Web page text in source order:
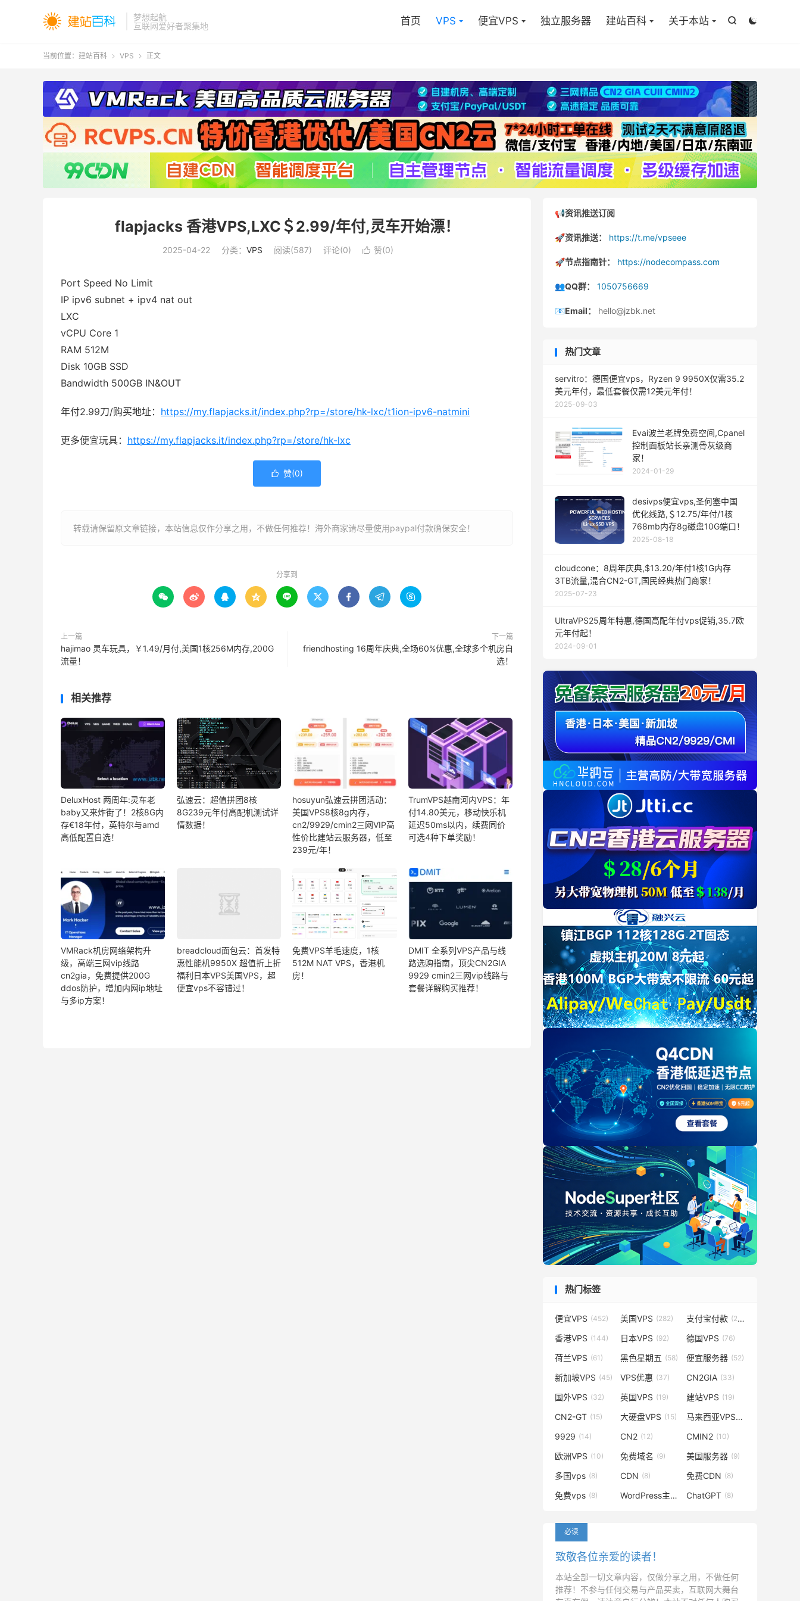
梦想起航
互联网爱好者聚集地


首页 VPS 便宜VPS 独立服务器 建站百科 关于本站
当前位置： 建站百科  VPS  正文
flapjacks 香港VPS,LXC＄2.99/年付,灵车开始漂！
2025-04-22 分类： VPS 阅读(587) 评论(0)  赞(0)
Port Speed No Limit
IP ipv6 subnet + ipv4 nat out
LXC
vCPU Core 1
RAM 512M
Disk 10GB SSD
Bandwidth 500GB IN&OUT
年付2.99刀/购买地址： https://my.flapjacks.it/index.php?rp=/store/hk-lxc/t1ion-ipv6-natmini
更多便宜玩具： https://my.flapjacks.it/index.php?rp=/store/hk-lxc
 赞(0)
转载请保留原文章链接，本站信息仅作分享之用，不做任何推荐！海外商家请尽量使用paypal付款确保安全！
分享到
        
上一篇
hajimao 灵车玩具，￥1.49/月付,美国1核256M内存,200G
流量！
下一篇
friendhosting 16周年庆典,全场60%优惠,全球多个机房自
选！
相关推荐
DeluxHost 两周年:灵车老
baby又来炸街了！2核8G内
存€18年付，英特尔与amd
高低配置自选！
弘速云：超值拼团8核
8G239元年付高配机测试详
情数据！
hosuyun弘速云拼团活动：
美国VPS8核8g内存，
cn2/9929/cmin2三网VIP高
性价比建站云服务器，低至
239元/年！
TrumVPS越南河内VPS：年
付14.80美元，移动快乐机
延迟50ms以内，续费同价
可选4种下单奖励！
VMRack机房网络架构升
级，高端三网vip线路
cn2gia，免费提供200G
ddos防护，增加内网ip地址
与多ip方案！
breadcloud面包云：首发特
惠性能机9950X 超值折上折
福利日本VPS美国VPS，超
便宜vps不容错过！
免费VPS羊毛速度，1核
512M NAT VPS，香港机
房！
DMIT 全系列VPS产品与线
路选购指南，顶尖CN2GIA
9929 cmin2三网vip线路与
套餐详解购买推荐！
📢资讯推送订阅
🚀资讯推送： https://t.me/vpseee
🚀节点指南针： https://nodecompass.com
👥QQ群： 1050756669
📧Email： hello@jzbk.net
热门文章
servitro：德国便宜vps，Ryzen 9 9950X仅需35.2
美元年付，最低套餐仅需12美元年付！
2025-09-03
Evai波兰老牌免费空间,Cpanel
控制面板站长亲测骨灰级商
家！
2024-01-29
desivps便宜vps,圣何塞中国
优化线路,＄12.75/年付/1核
768mb内存8g磁盘10G端口！
2025-08-18
cloudcone：8周年庆典,$13.20/年付1核1G内存
3TB流量,混合CN2-GT,国民经典热门商家！
2025-07-23
UltraVPS25周年特惠,德国高配年付vps促销,35.7欧
元年付起！
2024-09-01
热门标签
便宜VPS (452) 美国VPS (282) 支付宝付款 (231)
香港VPS (144) 日本VPS (92) 德国VPS (76)
荷兰VPS (61) 黑色星期五 (58) 便宜服务器 (52)
新加坡VPS (45) VPS优惠 (37) CN2GIA (33)
国外VPS (32) 英国VPS (19) 建站VPS (19)
CN2-GT (15) 大硬盘VPS (15) 马来西亚VPS(14)
9929 (14) CN2 (12) CMIN2 (10)
欧洲VPS (10) 免费域名 (9) 美国服务器 (9)
多国vps (8) CDN (8) 免费CDN (8)
免费vps (8) WordPress主题 (8)
ChatGPT (8)
必读
致敬各位亲爱的读者！
本站全部一切文章内容，仅做分享之用，不做任何
推荐！不参与任何交易与产品买卖，互联网大舞台